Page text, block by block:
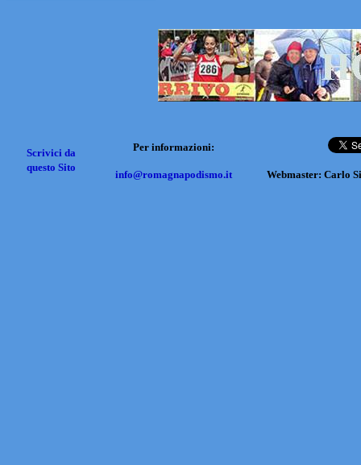
Scrivici da
questo Sito
Per informazioni:
info@romagnapodismo.it Webmaster: Carlo